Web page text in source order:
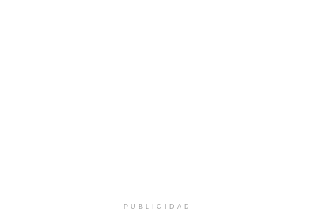
PUBLICIDAD